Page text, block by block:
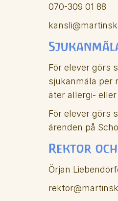
070-309 01 88
För elever görs
sjukanmäla per
äter allergi-
För elever görs
ärenden på
Rektor
Örjan